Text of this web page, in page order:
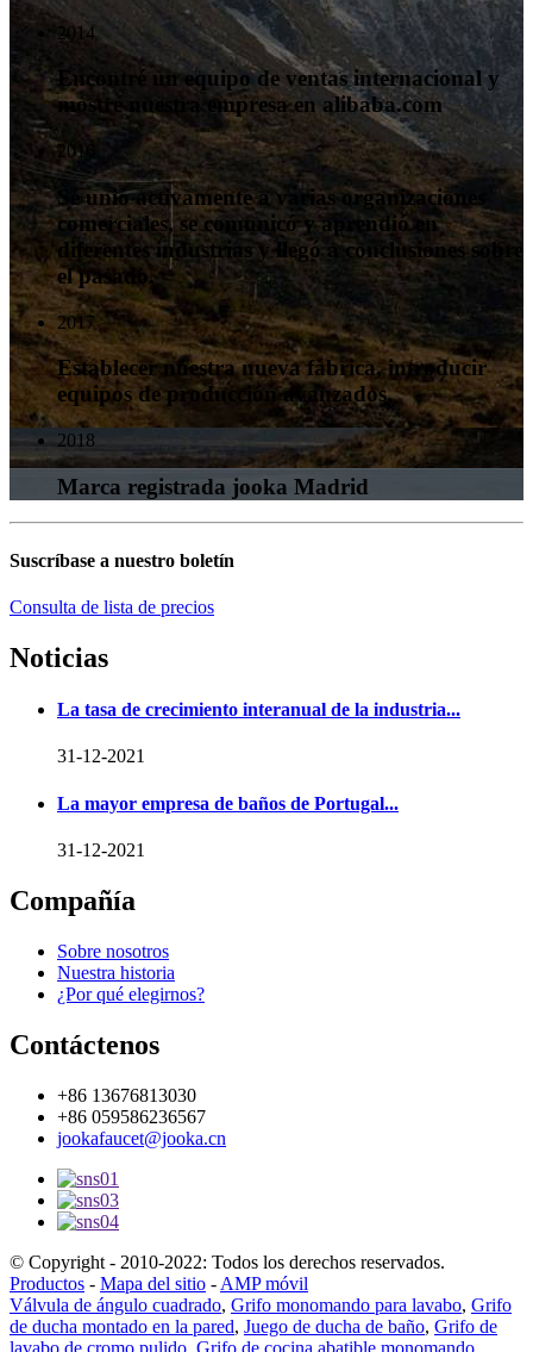
2014
Encontré un equipo de ventas internacional y
mostré nuestra empresa en alibaba.com
2016
Se unió activamente a varias organizaciones
comerciales, se comunicó y aprendió en
diferentes industrias y llegó a conclusiones sobre
el pasado.
2017
Establecer nuestra nueva fábrica, introducir
equipos de producción avanzados.
2018
Marca registrada jooka Madrid
Suscríbase a nuestro boletín
Consulta de lista de precios
Noticias
La tasa de crecimiento interanual de la industria...
31-12-2021
La mayor empresa de baños de Portugal...
31-12-2021
Compañía
Sobre nosotros
Nuestra historia
¿Por qué elegirnos?
Contáctenos
+86 13676813030
+86 059586236567
jookafaucet@jooka.cn
© Copyright - 2010-2022: Todos los derechos reservados.
Productos - Mapa del sitio - AMP móvil
Válvula de ángulo cuadrado, Grifo monomando para lavabo, Grifo
de ducha montado en la pared, Juego de ducha de baño, Grifo de
lavabo de cromo pulido Grifo de cocina abatible monomando